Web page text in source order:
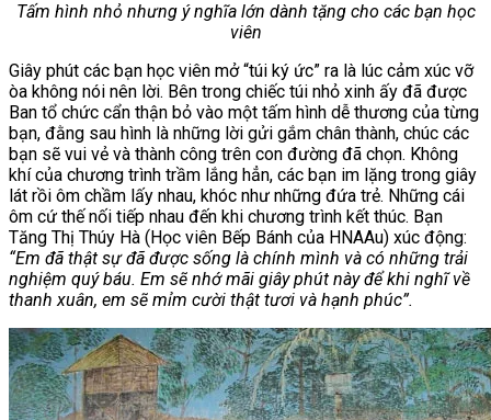
Tấm hình nhỏ nhưng ý nghĩa lớn dành tặng cho các bạn học
viên
Giây phút các bạn học viên mở “túi ký ức” ra là lúc cảm xúc vỡ
òa không nói nên lời. Bên trong chiếc túi nhỏ xinh ấy đã được
Ban tổ chức cẩn thận bỏ vào một tấm hình dễ thương của từng
bạn, đằng sau hình là những lời gửi gắm chân thành, chúc các
bạn sẽ vui vẻ và thành công trên con đường đã chọn. Không
khí của chương trình trầm lắng hẳn, các bạn im lặng trong giây
lát rồi ôm chầm lấy nhau, khóc như những đứa trẻ. Những cái
ôm cứ thế nối tiếp nhau đến khi chương trình kết thúc. Bạn
Tăng Thị Thúy Hà (Học viên Bếp Bánh của HNAAu) xúc động:
“Em đã thật sự đã được sống là chính mình và có những trải
nghiệm quý báu. Em sẽ nhớ mãi giây phút này để khi nghĩ về
thanh xuân, em sẽ mỉm cười thật tươi và hạnh phúc”.